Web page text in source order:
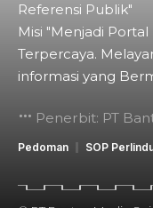
Referensi Publik"
Misi "Menjadi
Terpercaya.
informasi yang
Penerbit: PT
Pedoman SOP